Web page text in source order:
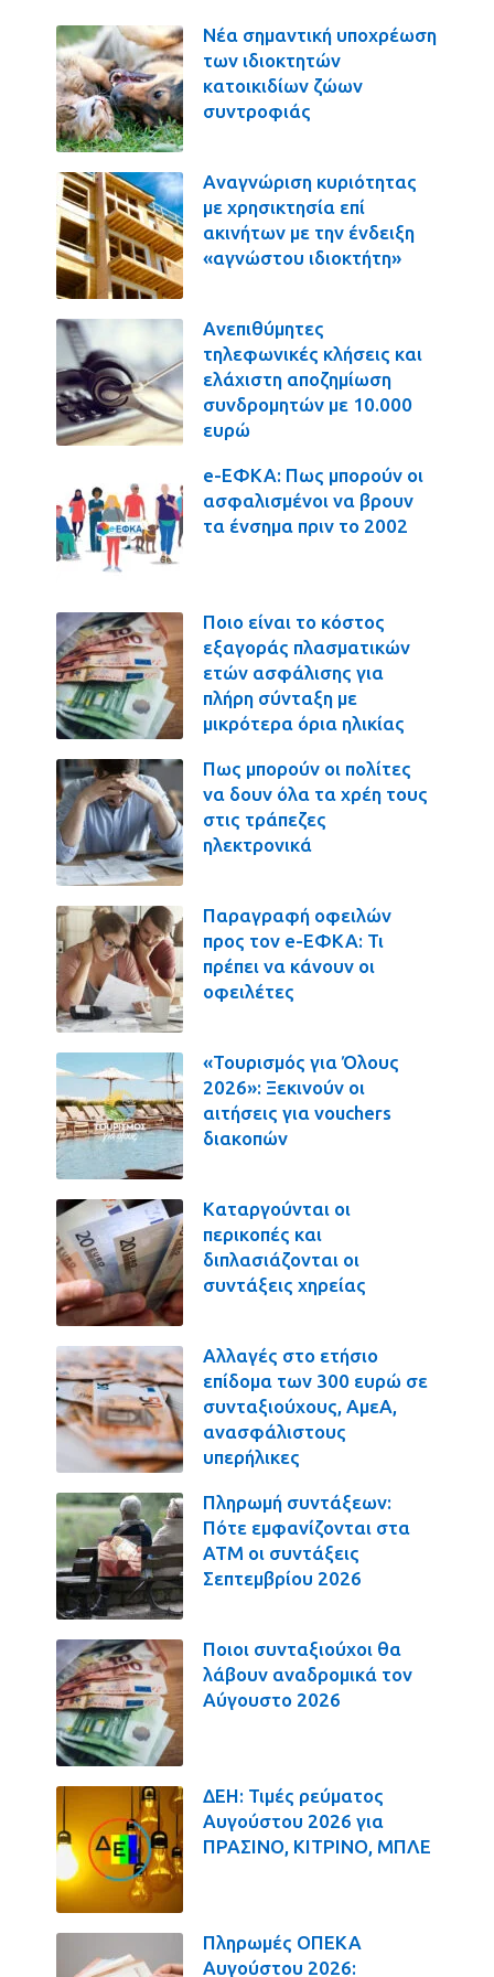
Νέα σημαντική υποχρέωση
των ιδιοκτητών
κατοικιδίων ζώων
συντροφιάς
Αναγνώριση κυριότητας
με χρησικτησία επί
ακινήτων με την ένδειξη
«αγνώστου ιδιοκτήτη»
Ανεπιθύμητες
τηλεφωνικές κλήσεις και
ελάχιστη αποζημίωση
συνδρομητών με 10.000
ευρώ
e-ΕΦΚΑ: Πως μπορούν οι
ασφαλισμένοι να βρουν
τα ένσημα πριν το 2002
Ποιο είναι το κόστος
εξαγοράς πλασματικών
ετών ασφάλισης για
πλήρη σύνταξη με
μικρότερα όρια ηλικίας
Πως μπορούν οι πολίτες
να δουν όλα τα χρέη τους
στις τράπεζες
ηλεκτρονικά
Παραγραφή οφειλών
προς τον e-ΕΦΚΑ: Τι
πρέπει να κάνουν οι
οφειλέτες
«Τουρισμός για Όλους
2026»: Ξεκινούν οι
αιτήσεις για vouchers
διακοπών
Καταργούνται οι
περικοπές και
διπλασιάζονται οι
συντάξεις χηρείας
Αλλαγές στο ετήσιο
επίδομα των 300 ευρώ σε
συνταξιούχους, ΑμεΑ,
ανασφάλιστους
υπερήλικες
Πληρωμή συντάξεων:
Πότε εμφανίζονται στα
ΑΤΜ οι συντάξεις
Σεπτεμβρίου 2026
Ποιοι συνταξιούχοι θα
λάβουν αναδρομικά τον
Αύγουστο 2026
ΔΕΗ: Τιμές ρεύματος
Αυγούστου 2026 για
ΠΡΑΣΙΝΟ, ΚΙΤΡΙΝΟ, ΜΠΛΕ
Πληρωμές ΟΠΕΚΑ
Αυγούστου 2026: